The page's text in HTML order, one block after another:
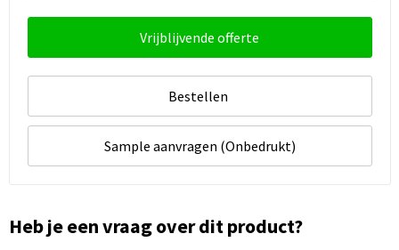
Vrijblijvende offerte
Bestellen
Sample aanvragen (Onbedrukt)
Heb je een vraag over dit product?